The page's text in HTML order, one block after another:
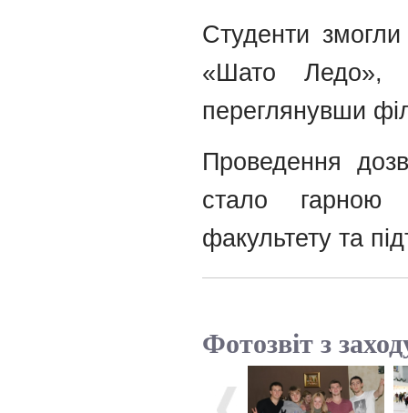
Студенти змогли
«Шато Ледо»,
переглянувши
Проведення
стало гарною
факультету та
Фотозвіт з